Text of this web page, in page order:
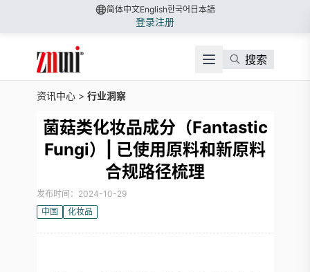
简体中文English한국어 日本語
登录注册
搜索
资讯中心 > 行业洞察
菌菇类化妆品成分（Fantastic
Fungi）| 已使用原料和新原料
合规路径梳理
发布时间：2024-10-29
中国
化妆品